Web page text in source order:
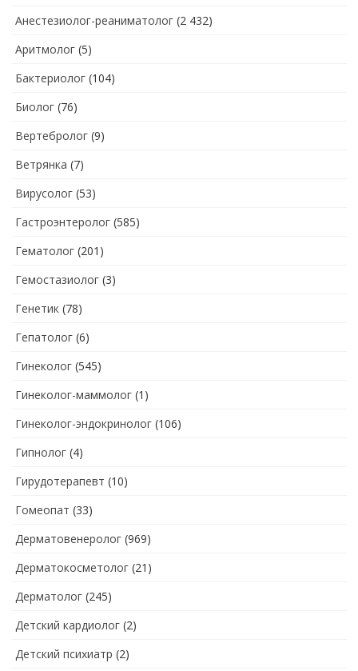
Анестезиолог-реаниматолог (2 432)
Аритмолог (5)
Бактериолог (104)
Биолог (76)
Вертебролог (9)
Ветрянка (7)
Вирусолог (53)
Гастроэнтеролог (585)
Гематолог (201)
Гемостазиолог (3)
Генетик (78)
Гепатолог (6)
Гинеколог (545)
Гинеколог-маммолог (1)
Гинеколог-эндокринолог (106)
Гипнолог (4)
Гирудотерапевт (10)
Гомеопат (33)
Дерматовенеролог (969)
Дерматокосметолог (21)
Дерматолог (245)
Детский кардиолог (2)
Детский психиатр (2)